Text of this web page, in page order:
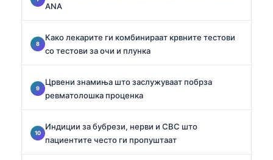
ANA
Како лекарите ги комбинираат крвните тестови
со тестови за очи и плунка
Црвени знамиња што заслужуваат побрза
ревматолошка проценка
Индиции за бубрези, нерви и CBC што
пациентите често ги пропуштаат